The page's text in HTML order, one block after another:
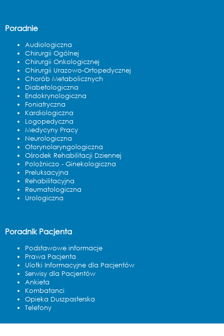
Poradnie
Audiologiczna
Chirurgii Ogólnej
Chirurgii Onkologicznej
Chirurgii Urazowo-Ortopedycznej
Chorób Metabolicznych
Diabetologiczna
Endokrynologiczna
Foniatryczna
Kardiologiczna
Logopedyczna
Medycyny Pracy
Neurologiczna
Otorynolaryngologiczna
Ośrodek Rehabilitacji Dziennej
Polożniczo - Ginekologiczna
Preluksacyjna
Rehabilitacyjna
Reumatologiczna
Urologiczna
Poradnik Pacjenta
Podstawowe informacje
Prawa Pacjenta
Ulotki Informacyjne dla Pacjentów
Serwisy dla Pacjentów
Ankieta
Kombatanci
Opieka Duszpasterska
Telefony